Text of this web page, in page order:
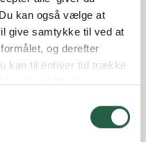
kan også vælge at
give samtykke til ved at
og derefter
kan til enhver tid trække
på det lille ikon
andre teknologier,
rundt om og uden for
praktisk, særligt hvis du
er vigtigt, at du, inden
kontrollerer målene i
katalogets mål.